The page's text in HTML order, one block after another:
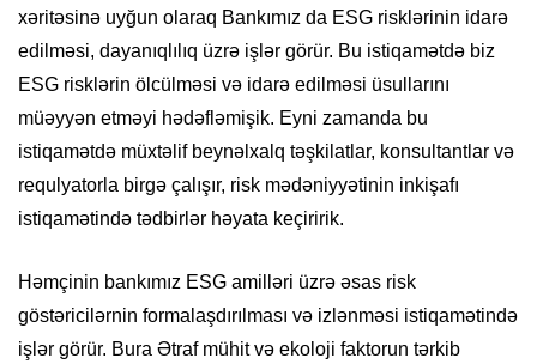
xəritəsinə uyğun olaraq Bankımız da ESG risklərinin idarə
edilməsi, dayanıqlılıq üzrə işlər görür. Bu istiqamətdə biz
ESG risklərin ölcülməsi və idarə edilməsi üsullarını
müəyyən etməyi hədəfləmişik. Eyni zamanda bu
istiqamətdə müxtəlif beynəlxalq təşkilatlar, konsultantlar və
requlyatorla birgə çalışır, risk mədəniyyətinin inkişafı
istiqamətində tədbirlər həyata keçiririk.
Həmçinin bankımız ESG amilləri üzrə əsas risk
göstəricilərnin formalaşdırılması və izlənməsi istiqamətində
işlər görür. Bura Ətraf mühit və ekoloji faktorun tərkib